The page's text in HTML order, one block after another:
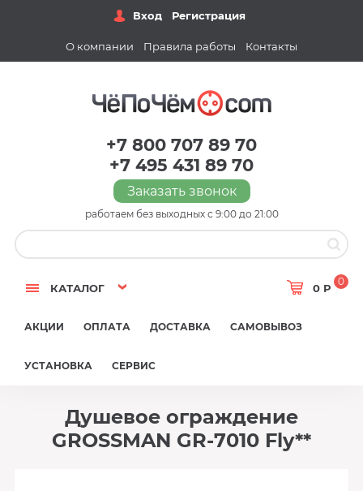
Вход Регистрация
О компании Правила работы Контакты
+7 800 707 89 70
+7 495 431 89 70
Заказать звонок
работаем без выходных с 9:00 до 21:00
КАТАЛОГ 0 Р
0
АКЦИИ ОПЛАТА ДОСТАВКА САМОВЫВОЗ
УСТАНОВКА СЕРВИС
Душевое ограждение
GROSSMAN GR-7010 Fly**